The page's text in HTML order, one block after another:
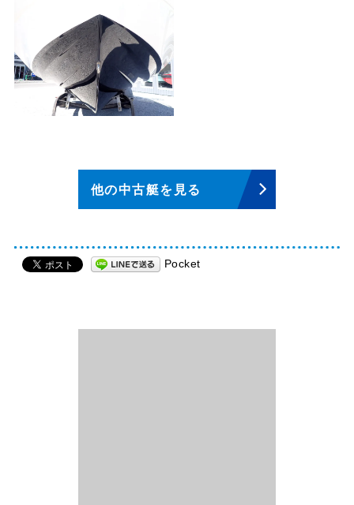
他の中古艇を見る
Pocket